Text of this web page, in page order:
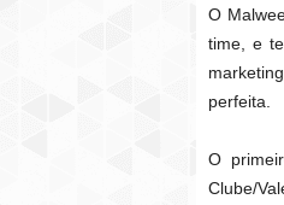
O
time, e
perfeita.
O
Clube/